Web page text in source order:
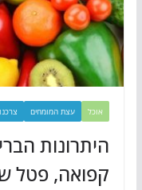
אוכל עצת המומחים
היתרונות
קפואה, פטל